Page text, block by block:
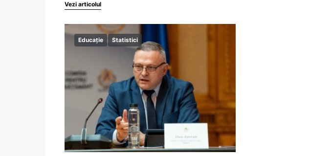
Vezi articolul
Educație Statistici